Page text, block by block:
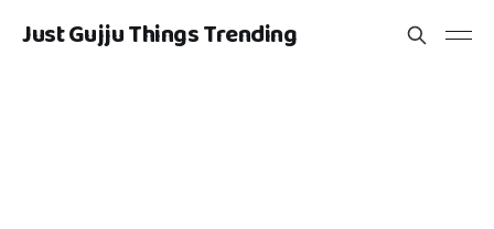
Just Gujju Things Trending